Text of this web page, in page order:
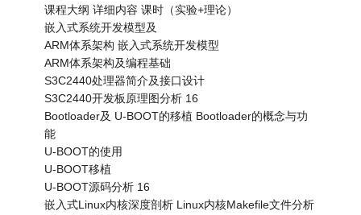
课程大纲 详细内容 课时（实验+理论）
嵌入式系统开发模型及
ARM体系架构 嵌入式系统开发模型
ARM体系架构及编程基础
S3C2440处理器简介及接口设计
S3C2440开发板原理图分析 16
Bootloader及 U-BOOT的移植 Bootloader的概念与功
能
U-BOOT的使用
U-BOOT移植
U-BOOT源码分析 16
嵌入式Linux内核深度剖析 Linux内核Makefile文件分析